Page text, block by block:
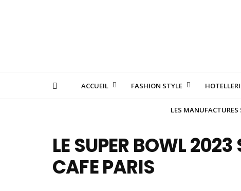
ACCUEIL FASHION STYLE
LES
LE SUPER BOWL
CAFE PARIS